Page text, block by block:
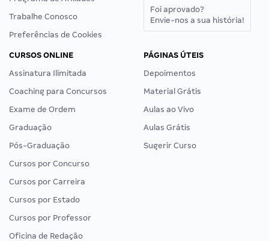
Trabalhe Conosco
Preferências de Cookies
Foi aprovado?
Envie-nos a sua história!
CURSOS ONLINE
Assinatura Ilimitada
Coaching para Concursos
Exame de Ordem
Graduação
Pós-Graduação
Cursos por Concurso
Cursos por Carreira
Cursos por Estado
Cursos por Professor
Oficina de Redação
PÁGINAS ÚTEIS
Depoimentos
Material Grátis
Aulas ao Vivo
Aulas Grátis
Sugerir Curso